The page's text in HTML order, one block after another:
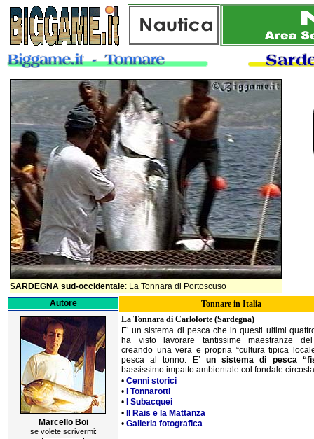
Autore
Marcello Boi
se volete scrivermi:
Tonnare in Italia
La Tonnara di Carloforte (Sardegna)
E’ un sistema di pesca che in questi ultimi
ha visto lavorare tantissime maestranze
creando una vera e propria “cultura tipica
pesca al tonno. E’ un sistema di pesca
bassissimo impatto ambientale col fondale
• Cenni storici
•
I Tonnarotti
•
I Subacquei
• Il Rais e la Mattanza
• Galleria fotografica
SARDEGNA sud-occidentale: La Tonnara di Portoscuso